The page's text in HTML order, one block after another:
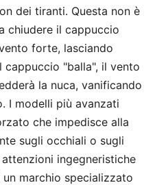
dei tiranti. Questa non è
chiudere il cappuccio
forte, lasciando
"balla", il vento
la nuca, vanificando
I modelli più avanzati
che impedisce alla
sugli occhiali o sugli
ingegneristiche
marchio specializzato